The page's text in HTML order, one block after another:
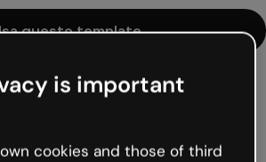
questo template
e multimedia
pubblica online
e altri formati
is important
cookies and those of third